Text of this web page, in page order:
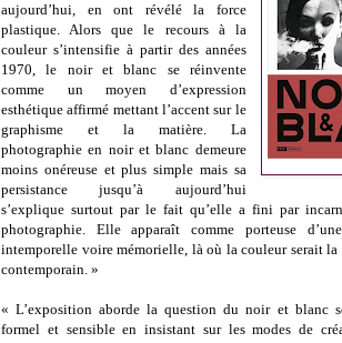
aujourd’hui, en ont révélé la force
plastique. Alors que le recours à la
couleur s’intensifie à partir des années
1970, le noir et blanc se réinvente
comme un moyen d’expression
esthétique affirmé mettant l’accent sur le
graphisme et la matière. La
photographie en noir et blanc demeure
moins onéreuse et plus simple mais sa
persistance jusqu’à aujourd’hui
s’explique surtout par le fait qu’elle a fini par
photographie. Elle apparaît comme porteuse
intemporelle voire mémorielle, là où la couleur serait
contemporain. »
« L’exposition aborde la question du noir et blanc
formel et sensible en insistant sur les modes de